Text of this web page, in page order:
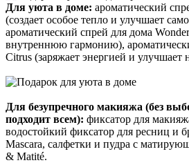
Для уюта в доме: ароматический
(создает особое тепло и улучшает
ароматический спрей для дома
внутреннюю гармонию),
Citrus (заряжает энергией и улучшает
Для безупречного макияжа (без
подходит всем): фиксатор для
водостойкий фиксатор для ресниц и
Mascara, салфетки и пудра с
& Matité.